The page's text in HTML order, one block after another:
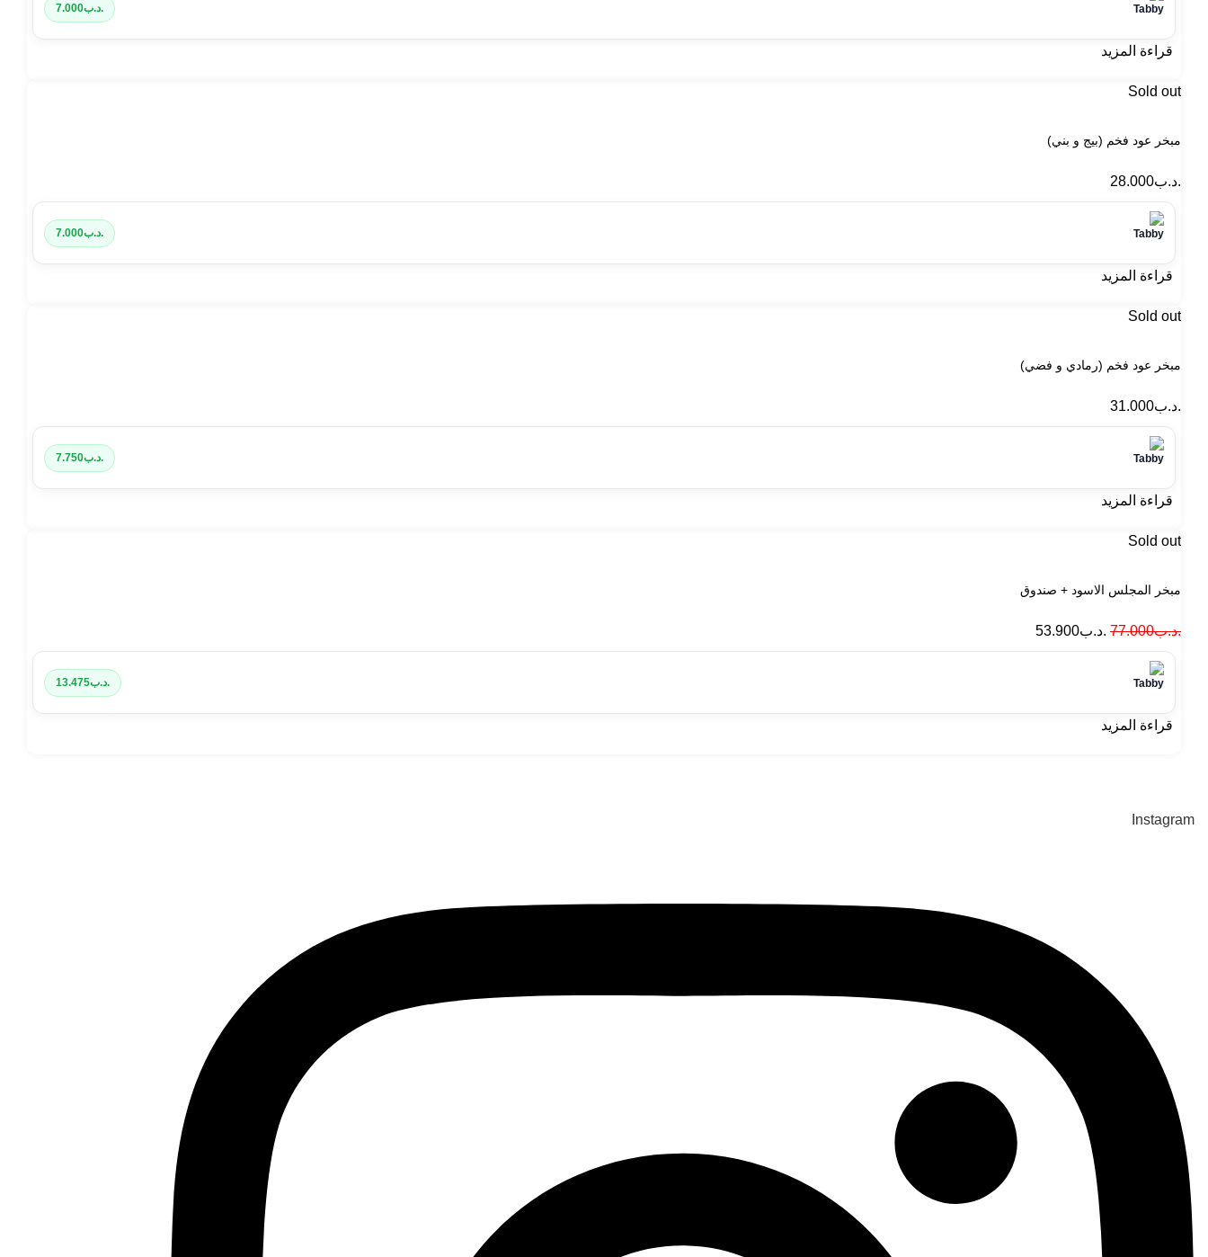
.د.ب7.000
قراءة المزيد
Sold out
مبخر عود فخم (بيج و بني)
.د.ب28.000
.د.ب7.000
قراءة المزيد
Sold out
مبخر عود فخم (رمادي و فضي)
.د.ب31.000
.د.ب7.750
قراءة المزيد
Sold out
مبخر المجلس الاسود + صندوق
.د.ب77.000 السعر
الأصلي
.د.ب53.900
الحالي
.د.ب13.475
قراءة المزيد
Instagram